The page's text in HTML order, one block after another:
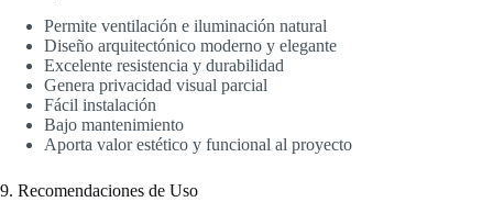
Permite ventilación e iluminación natural
Diseño arquitectónico moderno y elegante
Excelente resistencia y durabilidad
Genera privacidad visual parcial
Fácil instalación
Bajo mantenimiento
Aporta valor estético y funcional al proyecto
9. Recomendaciones de Uso